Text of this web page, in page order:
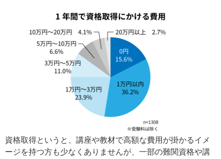
資格取得というと、講座や教材で高額な費用が掛かるイメ
ージを持つ方も少なくありませんが、一部の難関資格や講